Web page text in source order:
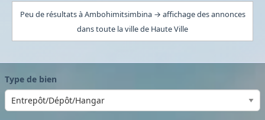
Peu de résultats à Ambohimitsimbina → affichage des annonces
dans toute la ville de Haute Ville
Type de bien